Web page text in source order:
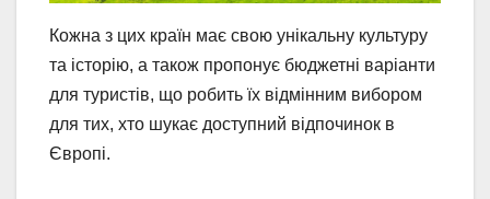
Кожна з цих країн має свою унікальну культуру
та історію, а також пропонує бюджетні варіанти
для туристів, що робить їх відмінним вибором
для тих, хто шукає доступний відпочинок в
Європі.